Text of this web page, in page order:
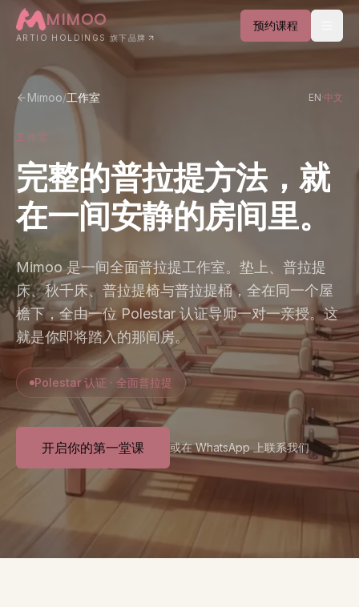
Skip to main content
MIMOO
ARTIO HOLDINGS 旗下品牌
预约课程
登录
EN·中文
Mimoo/工作室 EN·中文
工作室
完整的普拉提方法， 就
在一间安静的房间里。
Mimoo 是一间全面普拉提工作室。垫上、普拉提
床、秋千床、普拉提椅与普拉提桶，全在同一个屋
檐下，全由一位 Polestar 认证导师一对一亲授。这
就是你即将踏入的那间房。
Polestar 认证 · 全面普拉提
开启你的第一堂课 或在 WhatsApp 上联系我们